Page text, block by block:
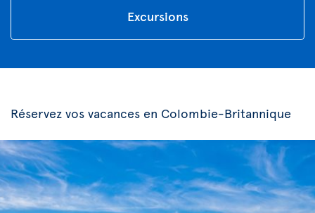
Excursions
Réservez vos vacances en Colombie-Britannique